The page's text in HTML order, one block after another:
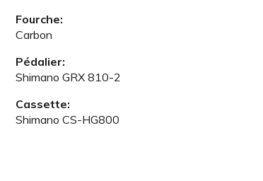
Fourche:
Carbon
Pédalier:
Shimano GRX 810-2
Cassette:
Shimano CS-HG800